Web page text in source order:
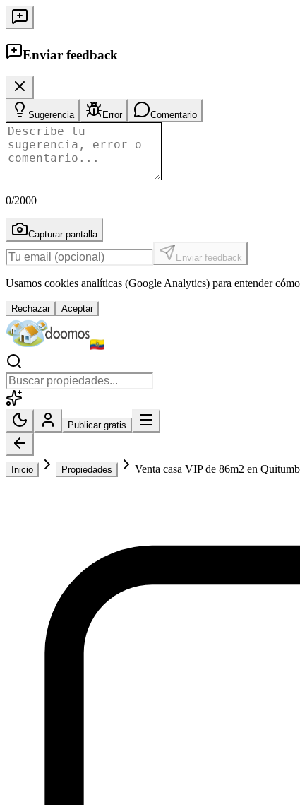
Enviar feedback
Sugerencia Error Comentario
0/2000
Capturar pantalla
Enviar feedback
Usamos cookies analíticas (Google Analytics) para entender
Rechazar Aceptar
Publicar gratis
Inicio Propiedades Venta casa VIP de 86m2 en